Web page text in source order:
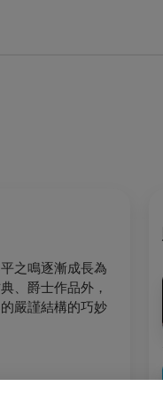
之鳴逐漸成長為
、爵士作品外，
嚴謹結構的巧妙